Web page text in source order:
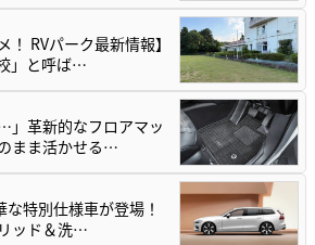
！ RVパーク最新情報】
」と呼ば…
」革新的なフロアマッ
まま活かせる…
特別仕様車が登場！
ッド＆洗…